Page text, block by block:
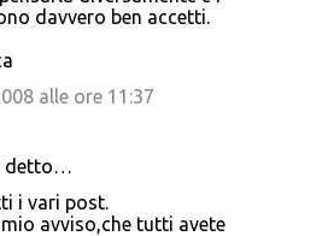
davvero ben accetti.
alle ore 11:37
detto…
i vari post.
avviso,che tutti avete